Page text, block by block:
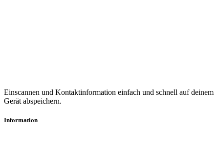
Einscannen und Kontaktinformation einfach und schnell auf deinem
Gerät abspeichern.
Information